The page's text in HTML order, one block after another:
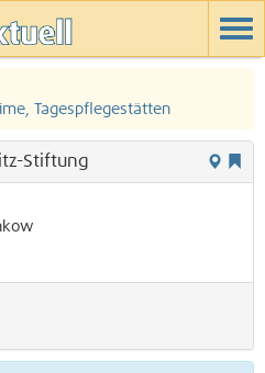
Tagespflegestätten
Stiftung